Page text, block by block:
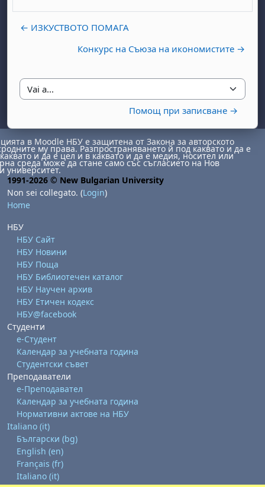
← ИЗКУСТВОТО ПОМАГА
Конкурс на Съюза на икономистите →
Vai a...
Помощ при записване →
7 agosto
8 agosto
domenica 9 agosto
21 agosto
22 agosto
domenica 23 agosto
28 agosto
29 agosto
domenica 30 agosto
в Moodle НБУ е защитена от Закона за авторското
му права. Разпространяването й под каквато и да е
и да е цел и в каквато и да е медия, носител или
среда може да стане само със съгласието на Нов
университет.
1991-2026 © New Bulgarian University
Non sei collegato. (Login)
Home
НБУ
НБУ Сайт
НБУ Новини
НБУ Поща
НБУ Библиотечен каталог
НБУ Научен архив
НБУ Етичен кодекс
НБУ@facebook
Студенти
е-Студент
Календар за учебната година
Студентски съвет
Преподаватели
е-Преподавател
Календар за учебната година
Нормативни актове на НБУ
Italiano ‎(it)‎
Български ‎(bg)‎
English ‎(en)‎
Français ‎(fr)‎
Italiano ‎(it)‎